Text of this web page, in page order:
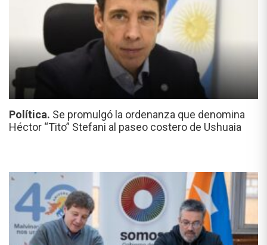
Política. Se promulgó la ordenanza que denomina
Héctor “Tito” Stefani al paseo costero de Ushuaia